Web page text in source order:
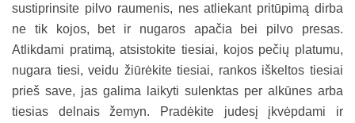
sustiprinsite pilvo raumenis, nes atliekant pritūpimą dirba
ne tik kojos, bet ir nugaros apačia bei pilvo presas.
Atlikdami pratimą, atsistokite tiesiai, kojos pečių platumu,
nugara tiesi, veidu žiūrėkite tiesiai, rankos iškeltos tiesiai
prieš save, jas galima laikyti sulenktas per alkūnes arba
tiesias delnais žemyn. Pradėkite judesį įkvėpdami ir